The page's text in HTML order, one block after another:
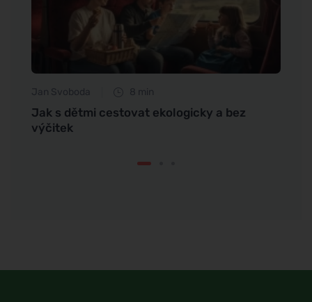
Jan Svoboda 8 min
Jak s dětmi cestovat ekologicky a bez
výčitek